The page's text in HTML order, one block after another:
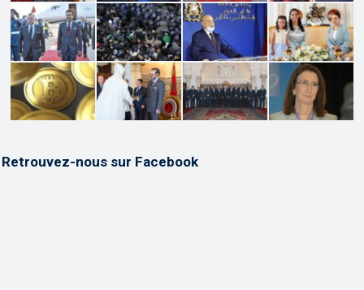
Retrouvez-nous sur Facebook